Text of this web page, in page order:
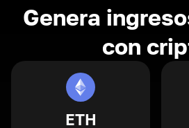
Genera
con
ETH